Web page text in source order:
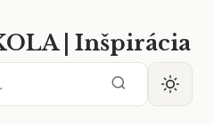
| Inšpirácia